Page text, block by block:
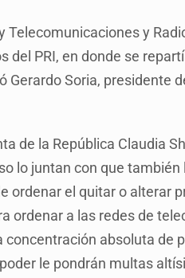
Telecomunicaciones y
PRI, en donde se
Gerardo Soria, presidente
de la República Claudia
lo juntan con que también
ordenar el quitar o alterar
ordenar a las redes de
absoluta de
le pondrán multas